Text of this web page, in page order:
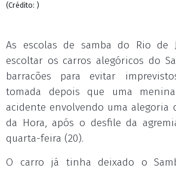
(Crédito: )
As escolas de samba do Rio de
escoltar os carros alegóricos do
barracões para evitar
tomada depois que uma
acidente envolvendo uma alegoria
da Hora, após o desfile da
quarta-feira (20).
O carro já tinha deixado o